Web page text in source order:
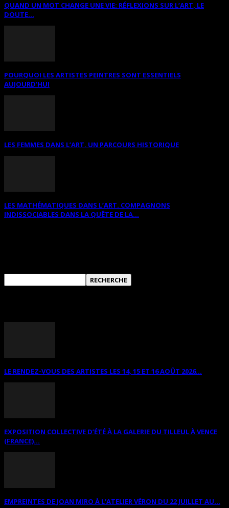
QUAND UN MOT CHANGE UNE VIE: RÉFLEXIONS SUR L’ART, LE
DOUTE...
POURQUOI LES ARTISTES PEINTRES SONT ESSENTIELS
AUJOURD’HUI
LES FEMMES DANS L’ART. UN PARCOURS HISTORIQUE
LES MATHÉMATIQUES DANS L’ART. COMPAGNONS
INDISSOCIABLES DANS LA QUÊTE DE LA...
LE RENDEZ-VOUS DES ARTISTES LES 14, 15 ET 16 AOÛT 2026...
EXPOSITION COLLECTIVE D’ÉTÉ À LA GALERIE DU TILLEUL À VENCE
(FRANCE)...
EMPREINTES DE JOAN MIRO À L’ATELIER VÉRON DU 22 JUILLET AU...